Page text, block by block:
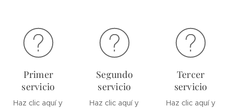
Primer
servicio
Haz clic aquí y
Segundo
servicio
Haz clic aquí y
Tercer
servicio
Haz clic aquí y